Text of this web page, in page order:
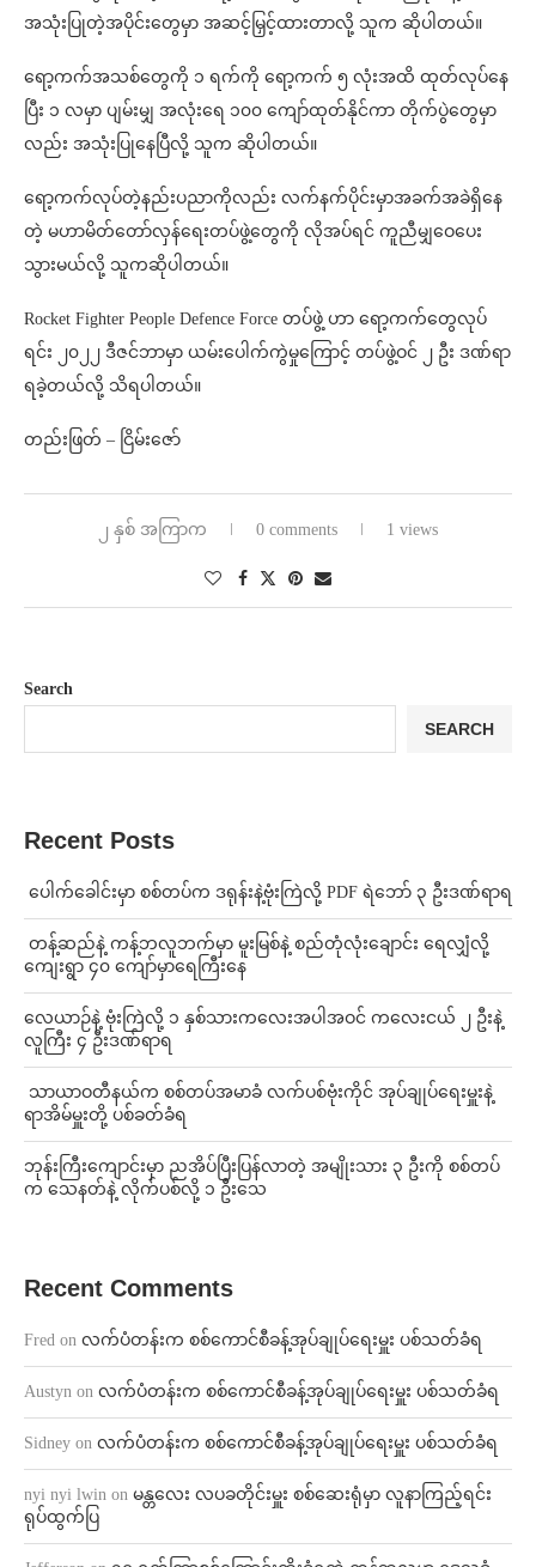
အသုံးပြုတဲ့အပိုင်းတွေမှာ အဆင့်မြှင့်ထားတာလို့ သူက ဆိုပါတယ်။
ရော့ကက်အသစ်တွေကို ၁ ရက်ကို ရော့ကက် ၅ လုံးအထိ ထုတ်လုပ်နေ
ပြီး ၁ လမှာ ပျမ်းမျှ အလုံးရေ ၁၀၀ ကျော်ထုတ်နိုင်ကာ တိုက်ပွဲတွေမှာ
လည်း အသုံးပြုနေပြီလို့ သူက ဆိုပါတယ်။
ရော့ကက်လုပ်တဲ့နည်းပညာကိုလည်း လက်နက်ပိုင်းမှာအခက်အခဲရှိနေ
တဲ့ မဟာမိတ်တော်လှန်ရေးတပ်ဖွဲ့တွေကို လိုအပ်ရင် ကူညီမျှဝေပေး
သွားမယ်လို့ သူကဆိုပါတယ်။
Rocket Fighter People Defence Force တပ်ဖွဲ့ ဟာ ရော့ကက်တွေလုပ်
ရင်း ၂၀၂၂ ဒီဇင်ဘာမှာ ယမ်းပေါက်ကွဲမှုကြောင့် တပ်ဖွဲ့ဝင် ၂ ဦး ဒဏ်ရာ
ရခဲ့တယ်လို့ သိရပါတယ်။
တည်းဖြတ် – ငြိမ်းဇော်
၂ နှစ် အကြာက 0 comments 1 views
Search
SEARCH
Recent Posts
⁩ ⁨ပေါက်ခေါင်းမှာ စစ်တပ်က ဒရုန်းနဲ့ဗုံးကြဲလို့ PDF ရဲဘော် ၃ ဦးဒဏ်ရာရ
⁩ ⁨တန့်ဆည်နဲ့ ကန့်ဘလူဘက်မှာ မူးမြစ်နဲ့ စည်တုံလုံးချောင်း ရေလျှံလို့
ကျေးရွာ ၄၀ ကျော်မှာရေကြီးနေ
⁨လေယာဉ်နဲ့ ဗုံးကြဲလို့ ၁ နှစ်သားကလေးအပါအဝင် ကလေးငယ် ၂ ဦးနဲ့
လူကြီး ၄ ဦးဒဏ်ရာရ
⁩ ⁨သာယာဝတီနယ်က စစ်တပ်အမာခံ လက်ပစ်ဗုံးကိုင် အုပ်ချုပ်ရေးမှူးနဲ့
ရာအိမ်မှူးတို့ ပစ်ခတ်ခံရ
ဘုန်းကြီးကျောင်းမှာ ညအိပ်ပြီးပြန်လာတဲ့ အမျိုးသား ၃ ဦးကို စစ်တပ်
က သေနတ်နဲ့ လိုက်ပစ်လို့ ၁ ဦးသေ
Recent Comments
Fred on လက်ပံတန်းက စစ်ကောင်စီခန့်အုပ်ချုပ်ရေးမှူး ပစ်သတ်ခံရ
Austyn on လက်ပံတန်းက စစ်ကောင်စီခန့်အုပ်ချုပ်ရေးမှူး ပစ်သတ်ခံရ
Sidney on လက်ပံတန်းက စစ်ကောင်စီခန့်အုပ်ချုပ်ရေးမှူး ပစ်သတ်ခံရ
nyi nyi lwin on မန္တလေး လပခတိုင်းမှူး စစ်ဆေးရုံမှာ လူနာကြည့်ရင်း
ရုပ်ထွက်ပြ